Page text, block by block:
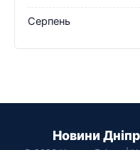
Серпень
Новини